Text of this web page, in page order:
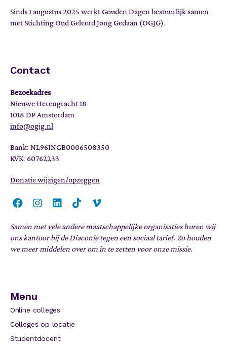
Sinds 1 augustus 2025 werkt Gouden Dagen bestuurlijk samen
met Stichting Oud Geleerd Jong Gedaan (OGJG).
Contact
Bezoekadres
Nieuwe Herengracht 18
1018 DP Amsterdam
info@ogjg.nl
Bank: NL96INGB0006508350
KVK: 60762233
Donatie wijzigen/opzeggen
Samen met vele andere maatschappelijke organisaties huren wij
ons kantoor bij de Diaconie tegen een sociaal tarief. Zo houden
we meer middelen over om in te zetten voor onze missie.
Menu
Online colleges
Colleges op locatie
Studentdocent